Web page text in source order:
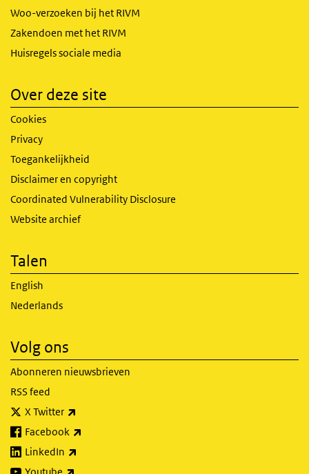
Woo-verzoeken bij het RIVM
Zakendoen met het RIVM
Huisregels sociale media
Over deze site
Cookies
Privacy
Toegankelijkheid
Disclaimer en copyright
Coordinated Vulnerability Disclosure
Website archief
Talen
English
Nederlands
Volg ons
Abonneren nieuwsbrieven
RSS feed
X Twitter
Facebook
LinkedIn